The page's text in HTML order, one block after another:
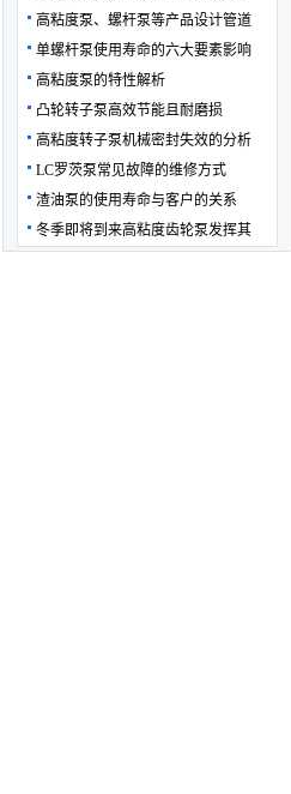
高粘度泵、螺杆泵等产品设计管道
单螺杆泵使用寿命的六大要素影响
高粘度泵的特性解析
凸轮转子泵高效节能且耐磨损
高粘度转子泵机械密封失效的分析
LC罗茨泵常见故障的维修方式
渣油泵的使用寿命与客户的关系
冬季即将到来高粘度齿轮泵发挥其